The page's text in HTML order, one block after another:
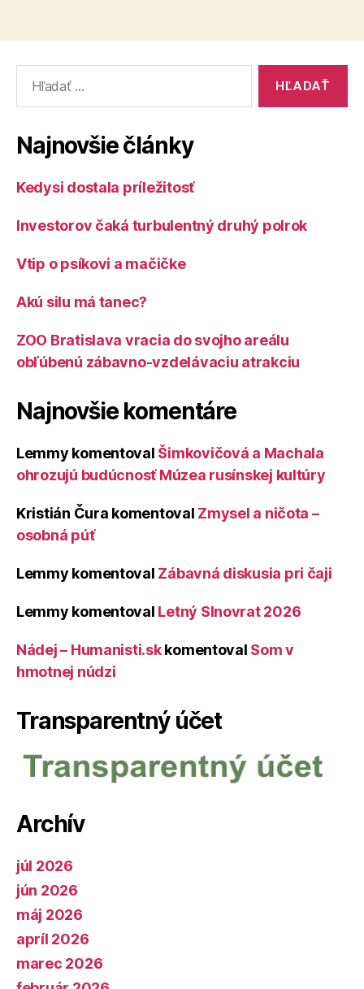
Najnovšie články
Kedysi dostala príležitosť
Investorov čaká turbulentný druhý polrok
Vtip o psíkovi a mačičke
Akú silu má tanec?
ZOO Bratislava vracia do svojho areálu
obľúbenú zábavno-vzdelávaciu atrakciu
Najnovšie komentáre
Lemmy komentoval Šimkovičová a Machala
ohrozujú budúcnosť Múzea rusínskej kultúry
Kristián Čura komentoval Zmysel a ničota –
osobná púť
Lemmy komentoval Zábavná diskusia pri čaji
Lemmy komentoval Letný Slnovrat 2026
Nádej – Humanisti.skkomentoval Som v
hmotnej núdzi
Transparentný účet
Archív
júl 2026
jún 2026
máj 2026
apríl 2026
marec 2026